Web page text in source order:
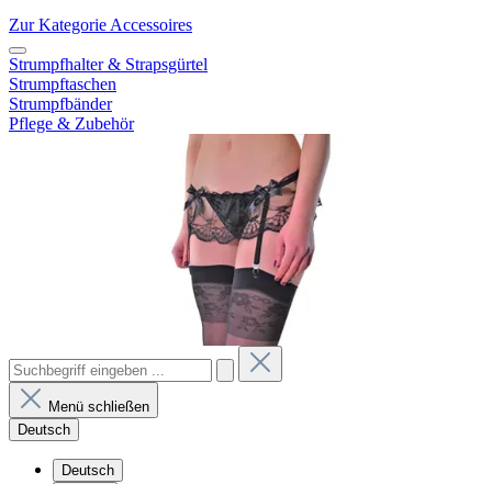
Zur Kategorie Accessoires
Strumpfhalter & Strapsgürtel
Strumpftaschen
Strumpfbänder
Pflege & Zubehör
Menü schließen
Deutsch
Deutsch